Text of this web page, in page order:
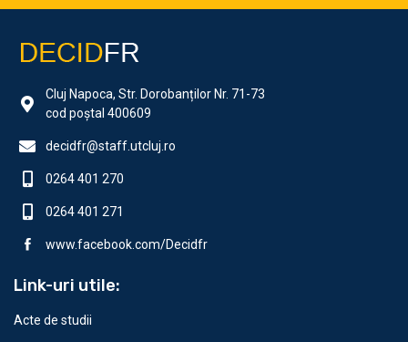
Cluj Napoca, Str. Dorobanților Nr. 71-73
cod poștal 400609
decidfr@staff.utcluj.ro
0264 401 270
0264 401 271
www.facebook.com/Decidfr
Link-uri utile:
Acte de studii